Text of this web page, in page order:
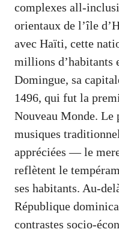
complexes all-
orientaux de l’île
avec Haïti, cette
millions d’habitants
Domingue, sa
1496, qui fut la
Nouveau Monde. Le
musiques
appréciées — le
reflètent le
ses habitants. Au-
République
contrastes socio-